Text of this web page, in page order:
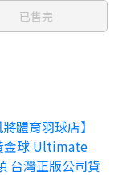
已售完